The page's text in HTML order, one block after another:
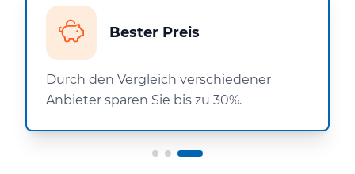
Bester Preis
Durch den Vergleich verschiedener
Anbieter sparen Sie bis zu 30%.